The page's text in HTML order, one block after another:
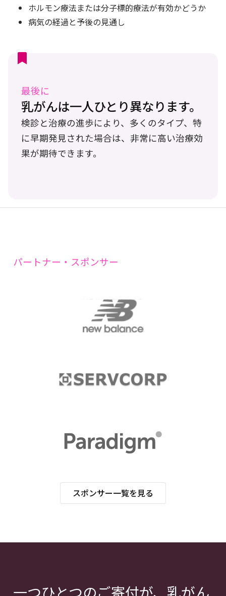
ホルモン療法または分子標的療法が有効かどうか
病気の経過と予後の見通し
最後に
乳がんは一人ひとり異なります。
検診と治療の進歩により、多くのタイプ、特
に早期発見された場合は、非常に高い治療効
果が期待できます。
パートナー・スポンサー
スポンサー一覧を見る
一つひとつのご寄付が、乳がん